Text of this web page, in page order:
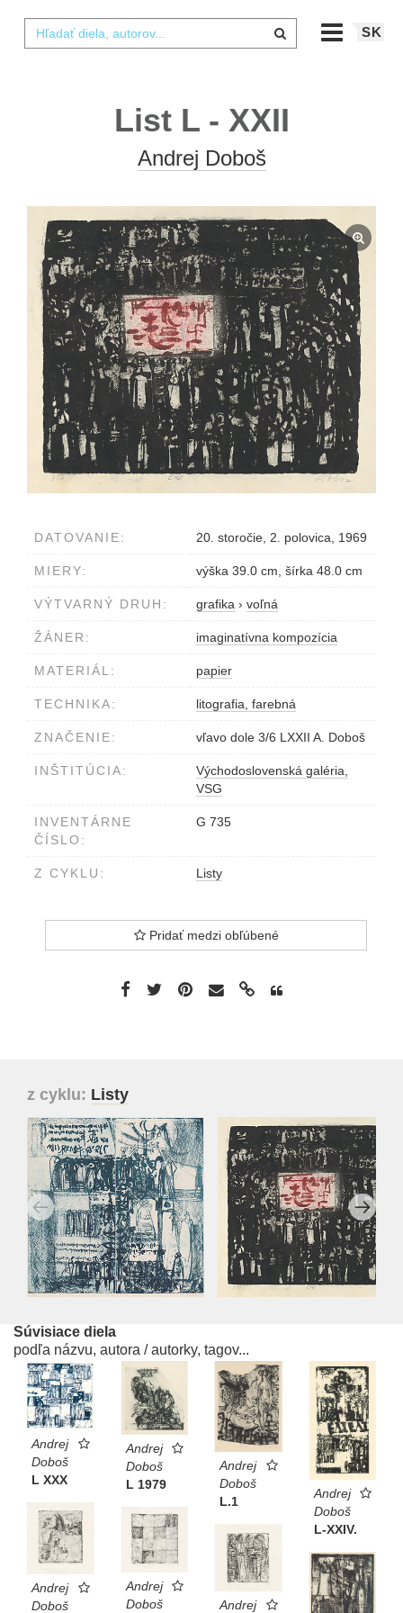
SK
List L - XXII
Andrej Doboš
DATOVANIE: 20. storočie, 2. polovica, 1969
MIERY: výška 39.0 cm, šírka 48.0 cm
VÝTVARNÝ DRUH: grafika › voľná
ŽÁNER: imaginatívna kompozícia
MATERIÁL: papier
TECHNIKA: litografia, farebná
ZNAČENIE: vľavo dole 3/6 LXXII A. Doboš
INŠTITÚCIA:
Východoslovenská galéria,
VSG
INVENTÁRNE
ČÍSLO:
G 735
Z CYKLU: Listy
Pridať medzi obľúbené
z cyklu: Listy
Súvisiace diela
podľa názvu, autora / autorky, tagov...
Andrej
Doboš
L XXX
Andrej
Doboš
L 1979
Andrej
Doboš
L.1
Andrej
Doboš
L-XXIV.
Andrej
Doboš
Andrej
Doboš
Andrej